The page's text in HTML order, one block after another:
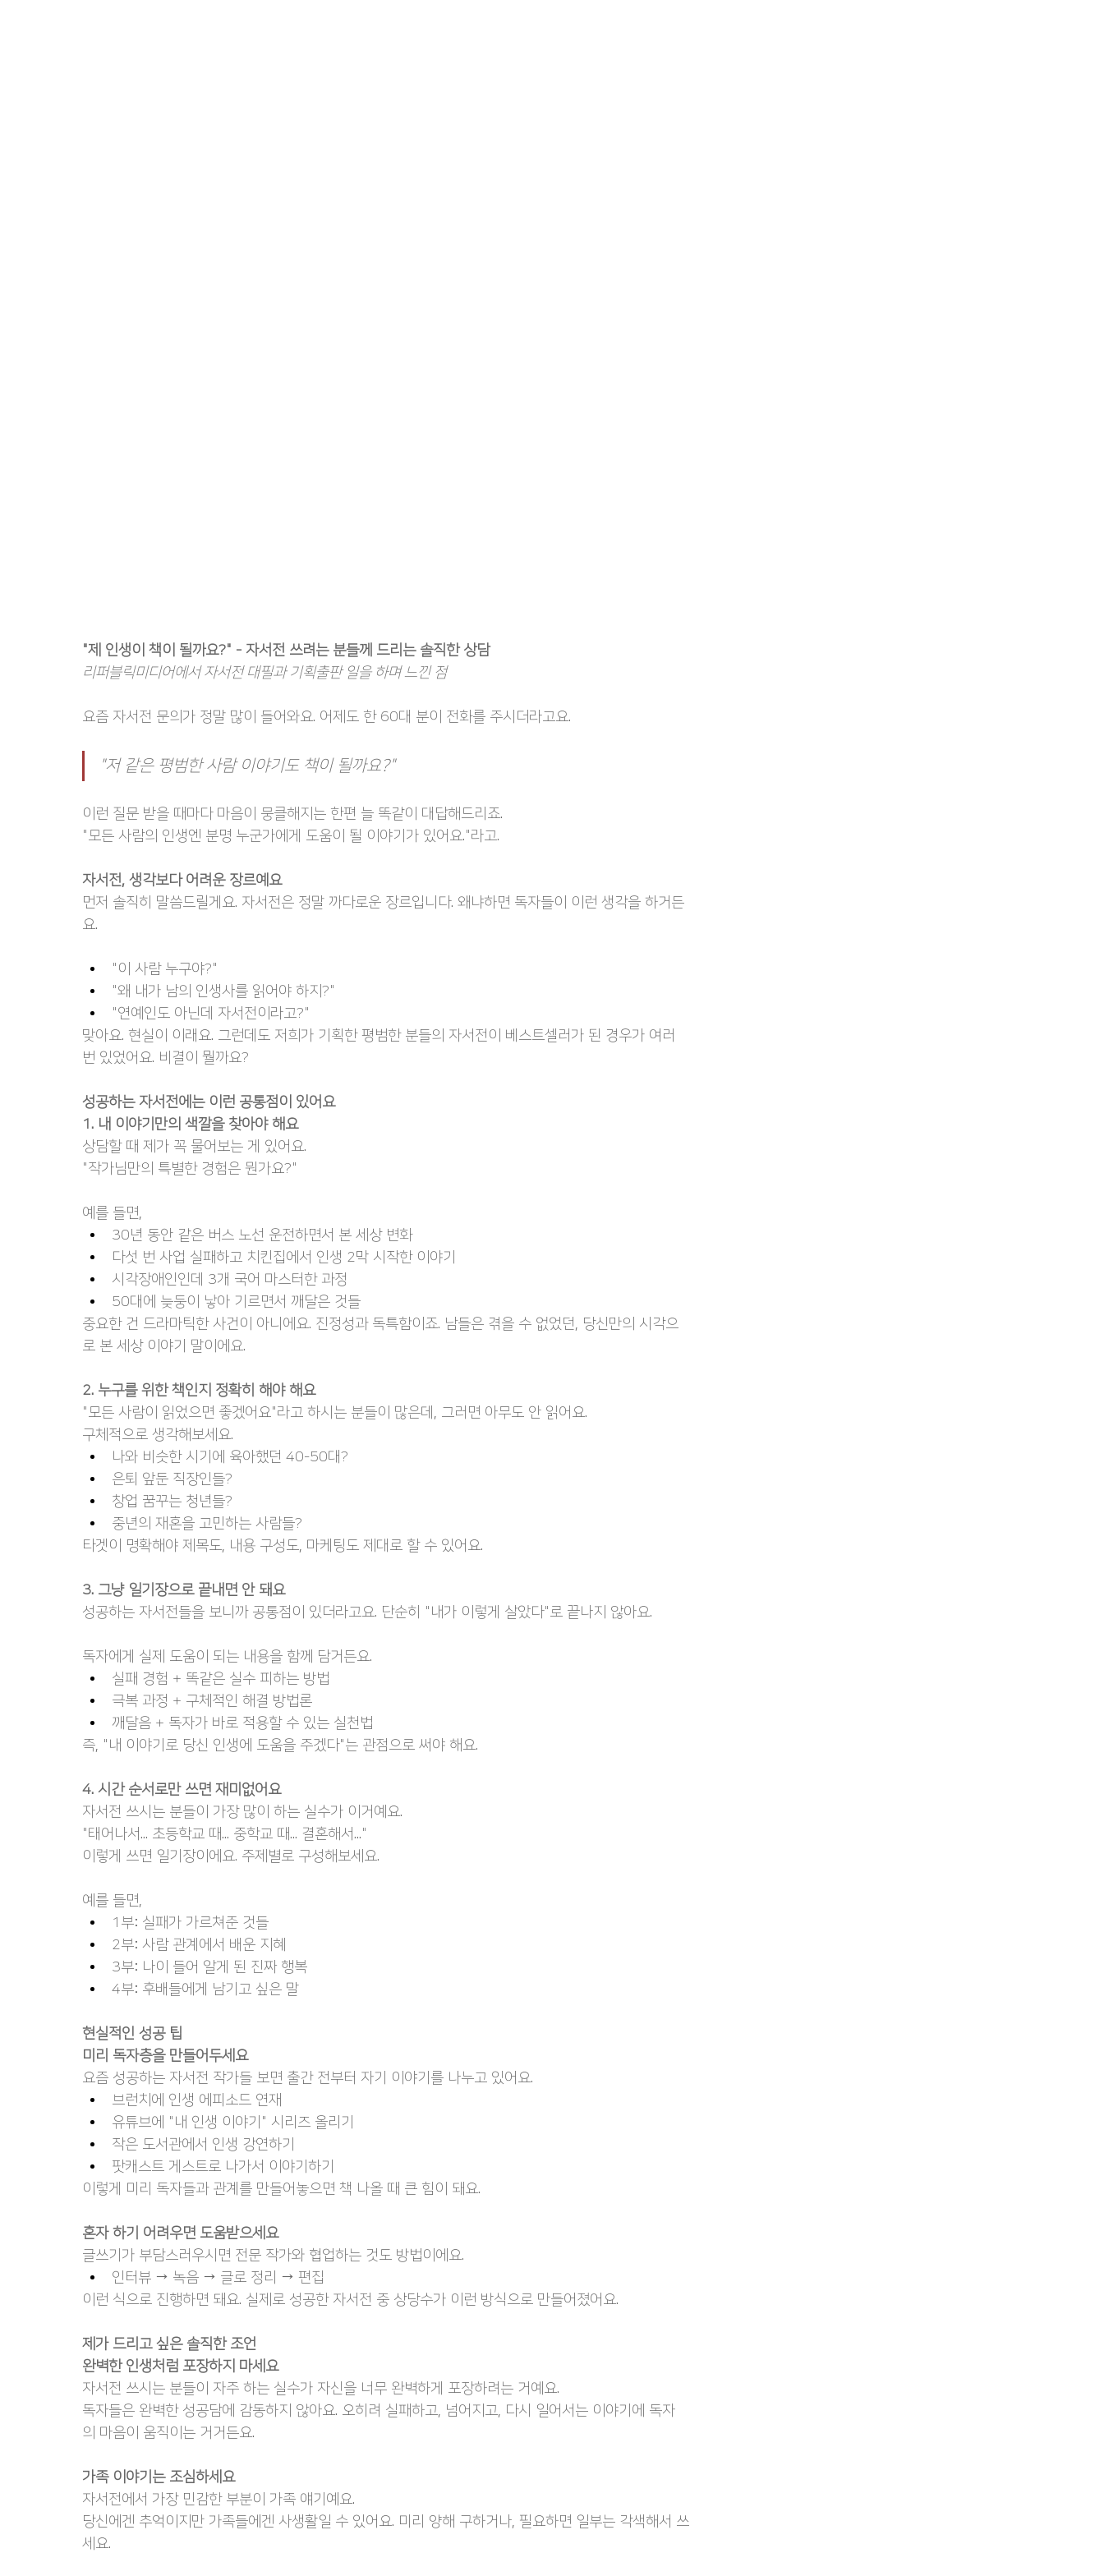
"제 인생이 책이 될까요?" - 자서전 쓰려는 분들께 드리는 솔직한 상담
리퍼블릭미디어에서 자서전 대필과 기획출판 일을 하며 느낀 점
요즘 자서전 문의가 정말 많이 들어와요. 어제도 한 60대 분이 전화를 주시더라고요.
"저 같은 평범한 사람 이야기도 책이 될까요?"
이런 질문 받을 때마다 마음이 뭉클해지는 한편 늘 똑같이 대답해드리죠.
"모든 사람의 인생엔 분명 누군가에게 도움이 될 이야기가 있어요."라고.
자서전, 생각보다 어려운 장르예요
먼저 솔직히 말씀드릴게요. 자서전은 정말 까다로운 장르입니다. 왜냐하면 독자들이 이런 생각을 하거든
요.
"이 사람 누구야?"
"왜 내가 남의 인생사를 읽어야 하지?"
"연예인도 아닌데 자서전이라고?"
맞아요. 현실이 이래요. 그런데도 저희가 기획한 평범한 분들의 자서전이 베스트셀러가 된 경우가 여러
번 있었어요. 비결이 뭘까요?
성공하는 자서전에는 이런 공통점이 있어요
1. 내 이야기만의 색깔을 찾아야 해요
상담할 때 제가 꼭 물어보는 게 있어요.
"작가님만의 특별한 경험은 뭔가요?"
예를 들면,
30년 동안 같은 버스 노선 운전하면서 본 세상 변화
다섯 번 사업 실패하고 치킨집에서 인생 2막 시작한 이야기
시각장애인인데 3개 국어 마스터한 과정
50대에 늦둥이 낳아 기르면서 깨달은 것들
중요한 건 드라마틱한 사건이 아니에요. 진정성과 독특함이죠. 남들은 겪을 수 없었던, 당신만의 시각으
로 본 세상 이야기 말이에요.
2. 누구를 위한 책인지 정확히 해야 해요
"모든 사람이 읽었으면 좋겠어요"라고 하시는 분들이 많은데, 그러면 아무도 안 읽어요.
구체적으로 생각해보세요.
나와 비슷한 시기에 육아했던 40-50대?
은퇴 앞둔 직장인들?
창업 꿈꾸는 청년들?
중년의 재혼을 고민하는 사람들?
타겟이 명확해야 제목도, 내용 구성도, 마케팅도 제대로 할 수 있어요.
3. 그냥 일기장으로 끝내면 안 돼요
성공하는 자서전들을 보니까 공통점이 있더라고요. 단순히 "내가 이렇게 살았다"로 끝나지 않아요.
독자에게 실제 도움이 되는 내용을 함께 담거든요.
실패 경험 + 똑같은 실수 피하는 방법
극복 과정 + 구체적인 해결 방법론
깨달음 + 독자가 바로 적용할 수 있는 실천법
즉, "내 이야기로 당신 인생에 도움을 주겠다"는 관점으로 써야 해요.
4. 시간 순서로만 쓰면 재미없어요
자서전 쓰시는 분들이 가장 많이 하는 실수가 이거예요.
"태어나서... 초등학교 때... 중학교 때... 결혼해서..."
이렇게 쓰면 일기장이에요. 주제별로 구성해보세요.
예를 들면,
1부: 실패가 가르쳐준 것들
2부: 사람 관계에서 배운 지혜
3부: 나이 들어 알게 된 진짜 행복
4부: 후배들에게 남기고 싶은 말
현실적인 성공 팁
미리 독자층을 만들어두세요
요즘 성공하는 자서전 작가들 보면 출간 전부터 자기 이야기를 나누고 있어요.
브런치에 인생 에피소드 연재
유튜브에 "내 인생 이야기" 시리즈 올리기
작은 도서관에서 인생 강연하기
팟캐스트 게스트로 나가서 이야기하기
이렇게 미리 독자들과 관계를 만들어놓으면 책 나올 때 큰 힘이 돼요.
혼자 하기 어려우면 도움받으세요
글쓰기가 부담스러우시면 전문 작가와 협업하는 것도 방법이에요.
인터뷰 → 녹음 → 글로 정리 → 편집
이런 식으로 진행하면 돼요. 실제로 성공한 자서전 중 상당수가 이런 방식으로 만들어졌어요.
제가 드리고 싶은 솔직한 조언
완벽한 인생처럼 포장하지 마세요
자서전 쓰시는 분들이 자주 하는 실수가 자신을 너무 완벽하게 포장하려는 거예요.
독자들은 완벽한 성공담에 감동하지 않아요. 오히려 실패하고, 넘어지고, 다시 일어서는 이야기에 독자
의 마음이 움직이는 거거든요.
가족 이야기는 조심하세요
자서전에서 가장 민감한 부분이 가족 얘기예요.
당신에겐 추억이지만 가족들에겐 사생활일 수 있어요. 미리 양해 구하거나, 필요하면 일부는 각색해서 쓰
세요.